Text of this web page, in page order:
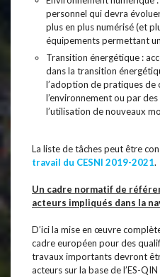
personnel qui devra
plus en plus numérisé (et
équipements permettant
Transition énergétique :
dans la transition
l’adoption de pratiques de
l’environnement ou par
l’utilisation de nouveaux
La liste de tâches peut être
travail du CESNI 2019-2021.
Un cadre normatif de
acteurs impliqués dans la
D’ici la mise en œuvre
cadre européen pour des
travaux importants devront
acteurs sur la base de l’ES-QIN